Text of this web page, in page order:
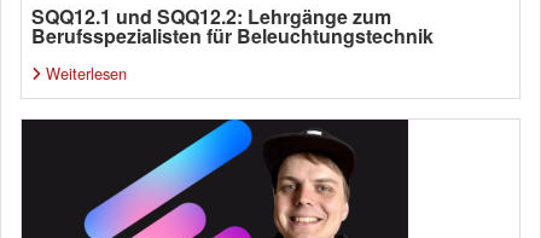
SQQ12.1 und SQQ12.2: Lehrgänge zum
Berufsspezialisten für Beleuchtungstechnik
Weiterlesen